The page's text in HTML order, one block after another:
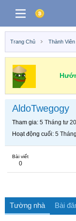
Trang Chủ Thành Viên
AldoTwegogy
Tham gia 5 Tháng tư
Hoạt động cuối 5
Bài viết
0
Tường nhà Bài